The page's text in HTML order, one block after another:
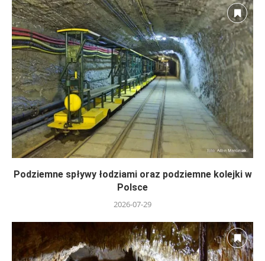
Podziemne spływy łodziami oraz podziemne kolejki w
Polsce
2026-07-29